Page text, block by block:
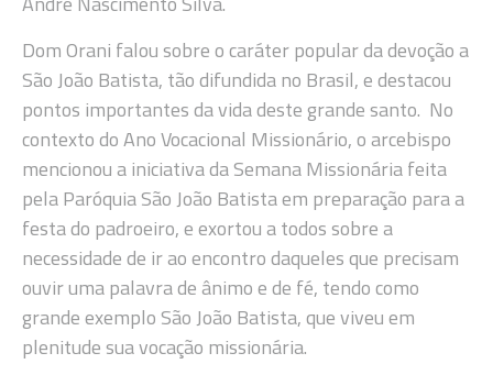
Dom Orani falou sobre o caráter popular da devoção a
São João Batista, tão difundida no Brasil, e destacou
pontos importantes da vida deste grande santo. No
contexto do Ano Vocacional Missionário, o arcebispo
mencionou a iniciativa da Semana Missionária feita
pela Paróquia São João Batista em preparação para a
festa do padroeiro, e exortou a todos sobre a
necessidade de ir ao encontro daqueles que precisam
ouvir uma palavra de ânimo e de fé, tendo como
grande exemplo São João Batista, que viveu em
plenitude sua vocação missionária.